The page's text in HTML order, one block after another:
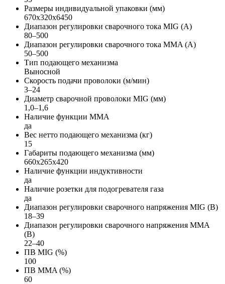
Размеры индивидуальной упаковки (мм)
670х320х6450
Диапазон регулировки сварочного тока MIG (А)
80–500
Диапазон регулировки сварочного тока MMA (А)
50–500
Тип подающего механизма
Выносной
Скорость подачи проволоки (м/мин)
3–24
Диаметр сварочной проволоки MIG (мм)
1,0–1,6
Наличие функции MMA
да
Вес нетто подающего механизма (кг)
15
Габариты подающего механизма (мм)
660х265х420
Наличие функции индуктивности
да
Наличие розетки для подогревателя газа
да
Диапазон регулировки сварочного напряжения MIG (В)
18–39
Диапазон регулировки сварочного напряжения MMA
(В)
22–40
ПВ MIG (%)
100
ПВ MMA (%)
60